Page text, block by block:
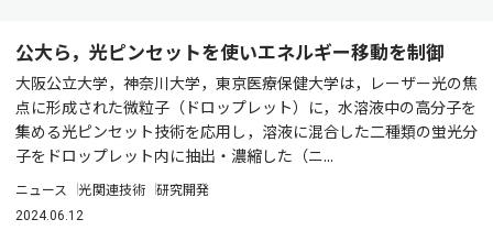
公大ら，光ピンセットを使いエネルギー移動を制御
大阪公立大学，神奈川大学，東京医療保健大学は，レーザー光の焦
点に形成された微粒子（ドロップレット）に，水溶液中の高分子を
集める光ピンセット技術を応用し，溶液に混合した二種類の蛍光分
子をドロップレット内に抽出・濃縮した（ニ...
ニュース 光関連技術 研究開発
2024.06.12